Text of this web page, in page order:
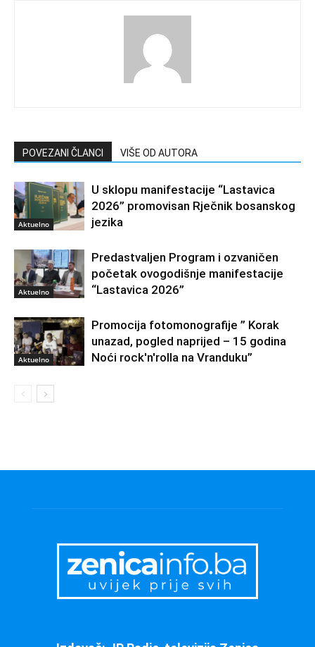
POVEZANI ČLANCI VIŠE OD AUTORA
Aktuelno
U sklopu manifestacije “Lastavica
2026” promovisan Rječnik bosanskog
jezika
Aktuelno
Predastvaljen Program i ozvaničen
početak ovogodišnje manifestacije
“Lastavica 2026”
Aktuelno
Promocija fotomonografije ” Korak
unazad, pogled naprijed – 15 godina
Noći rock'n'rolla na Vranduku”